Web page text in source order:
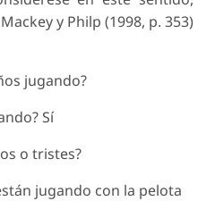
y Philp (1998, p. 353)
jugando?
Sí
o tristes?
jugando con la pelota